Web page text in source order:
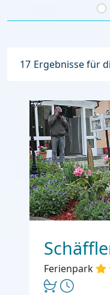
17 Ergebnisse für
Ferienpark